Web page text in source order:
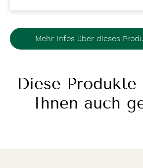
Mehr Infos über dieses
Diese Produkte
Ihnen auch